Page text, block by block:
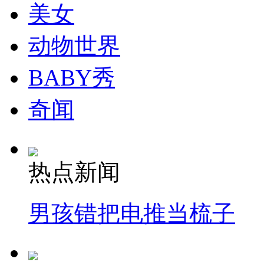
走！跟着总书记去植树
消防员救轻生者 花炮节热闹非凡
司机酒驾遇交警 急速倒车逃窜
美女
动物世界
BABY秀
奇闻
热点新闻
男孩错把电推当梳子